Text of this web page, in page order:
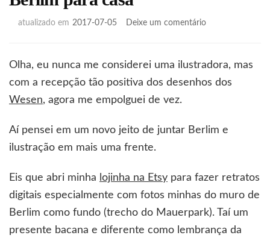
atualizado em 2017-07-05 Deixe um comentárioem
jeito
diferente
de
casa
Olha, eu nunca me considerei uma ilustradora, mas
com a recepção tão positiva dos desenhos dos
Wesen, agora me empolguei de vez.
Aí pensei em um novo jeito de juntar Berlim e
ilustração em mais uma frente.
Eis que abri minha lojinha na Etsy para fazer retratos
digitais especialmente com fotos minhas do muro de
Berlim como fundo (trecho do Mauerpark). Taí um
presente bacana e diferente como lembrança da